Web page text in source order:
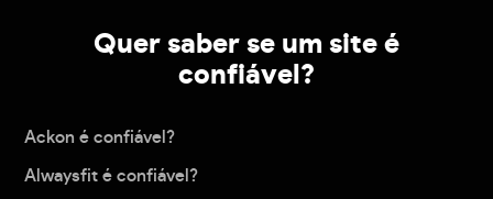
Quer saber se um site é
confiável?
Ackon é confiável?
Alwaysfit é confiável?